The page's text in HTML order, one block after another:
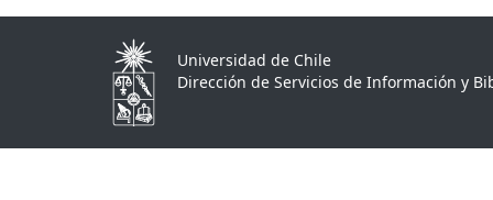
Universidad de Chile
Dirección de Servicios de Información y